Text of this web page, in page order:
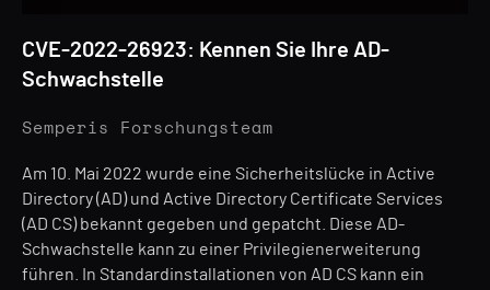
CVE-2022-26923: Kennen Sie Ihre AD-
Schwachstelle
Semperis Forschungsteam
Am 10. Mai 2022 wurde eine Sicherheitslücke in Active
Directory (AD) und Active Directory Certificate Services
(AD CS) bekannt gegeben und gepatcht. Diese AD-
Schwachstelle kann zu einer Privilegienerweiterung
führen. In Standardinstallationen von AD CS kann ein